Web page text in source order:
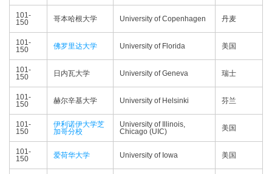
101-
150
哥本哈根大学 University of Copenhagen 丹麦
101-
150
佛罗里达大学 University of Florida 美国
101-
150
日内瓦大学 University of Geneva 瑞士
101-
150
赫尔辛基大学 University of Helsinki 芬兰
101-
150
伊利诺伊大学芝
加哥分校
University of Illinois,
Chicago (UIC)
美国
101-
150
爱荷华大学 University of Iowa 美国